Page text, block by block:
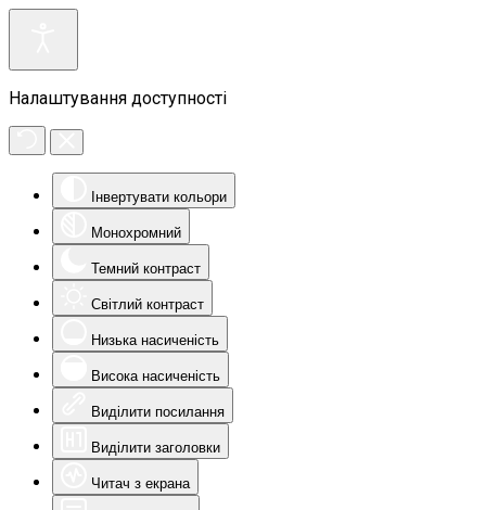
Налаштування доступності
Інвертувати кольори
Монохромний
Темний контраст
Світлий контраст
Низька насиченість
Висока насиченість
Виділити посилання
Виділити заголовки
Читач з екрана